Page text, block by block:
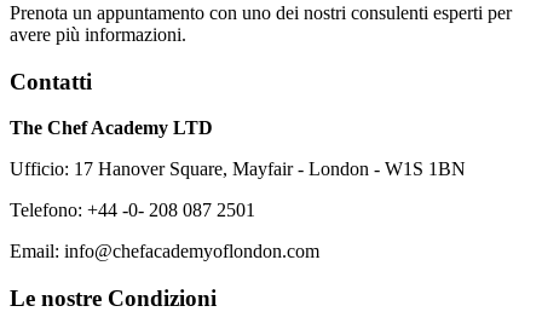
Prenota un appuntamento con uno dei nostri consulenti esperti per
avere più informazioni.
Contatti
The Chef Academy LTD
Ufficio: 17 Hanover Square, Mayfair - London - W1S 1BN
Telefono: +44 -0- 208 087 2501
Email: info@chefacademyoflondon.com
Le nostre Condizioni